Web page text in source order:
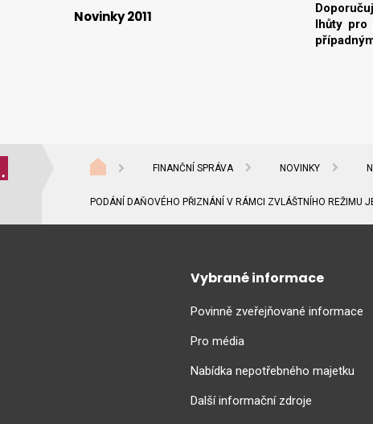
lhůty
Novinky 2011
FINANČNÍ SPRÁVA NOVINKY
PODÁNÍ DAŇOVÉHO PŘIZNÁNÍ V RÁMCI ZVLÁŠTNÍHO REŽIMU
Vybrané informace
Povinně zveřejňované informace
Pro média
Nabídka nepotřebného majetku
Další informační zdroje